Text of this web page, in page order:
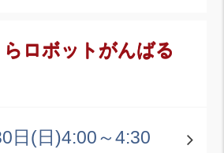
ロボットがんばる
日(日)4:00～4:30